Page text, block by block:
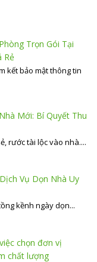
Trọn Gói Tại
Rẻ
kết bảo mật thông tin
Mới: Bí Quyết Thu
rước tài lộc vào nhà....
Vụ Dọn Nhà Uy
kềnh ngày dọn...
chọn đơn vị
chất lượng